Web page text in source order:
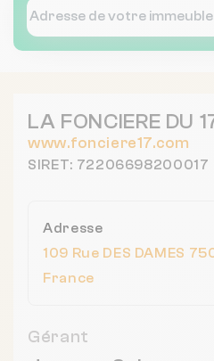
LA FONCIERE DU
www.fonciere17.com
SIRET: 72206698200017
Adresse
109 Rue DES DAMES
France
Gérant